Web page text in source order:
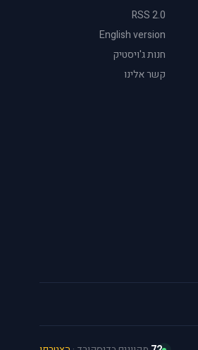
RSS 2.0
English version
חנות ג'ויסטיק
קשר אלינו